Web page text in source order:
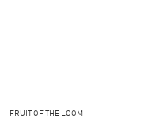
FRUIT OF THE LOOM